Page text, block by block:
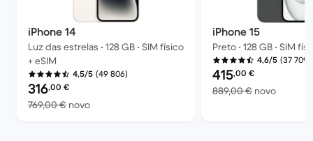
iPhone 14
Luz das estrelas • 128 GB • SIM físico
+ eSIM
4,5/5 (49 806)
Preço recondicionado:
316,00 €
769,00 € novoVersus 769,00 € novo
iPhone 15
Preto • 128 GB • SIM
4,6/5 (37 709)
Preço recondicionado:
415,00 €
889,00 € novoVersus